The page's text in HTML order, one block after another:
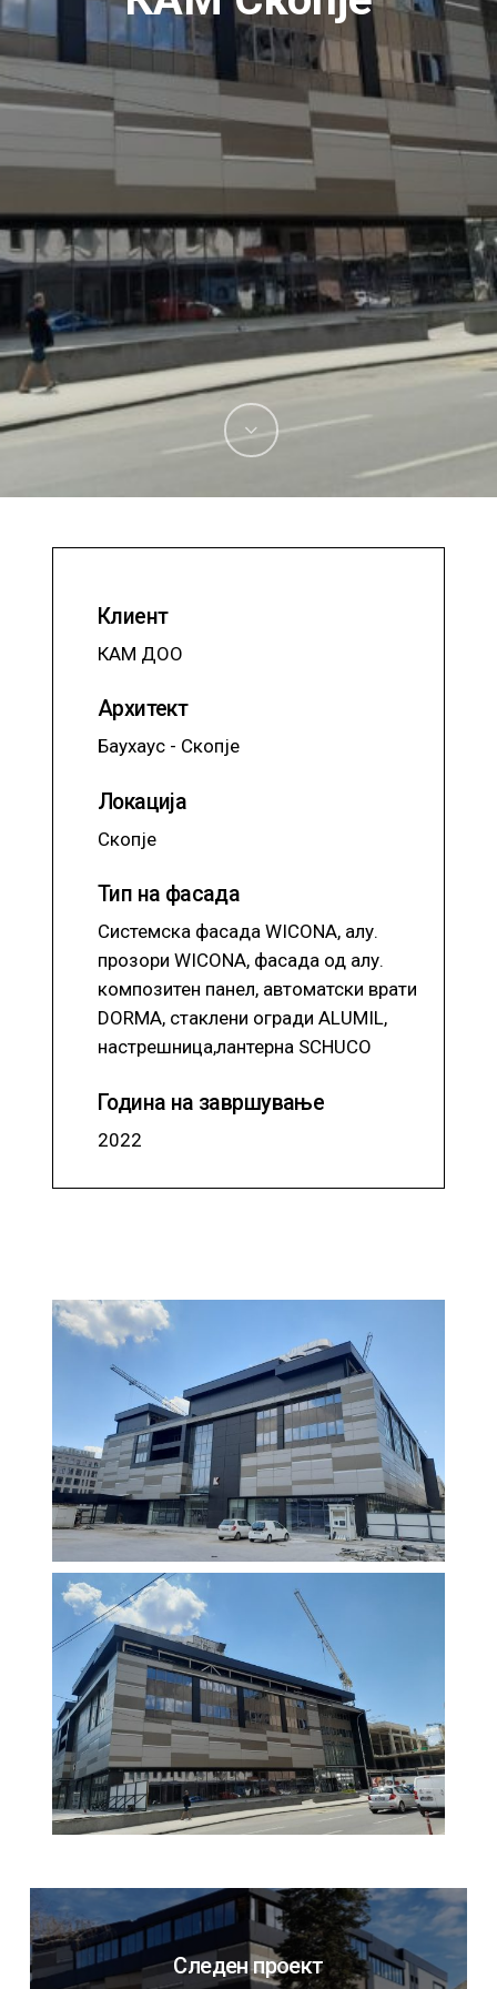
Клиент
КАМ ДОО
Архитект
Баухаус - Скопје
Локација
Скопје
Тип на фасада
Системска фасада WICONA, алу.
прозори WICONA, фасада од алу.
композитен панел, автоматски врати
DORMA, стаклени огради ALUMIL,
настрешница,лантерна SCHUCO
Година на завршување
2022
Следен проект